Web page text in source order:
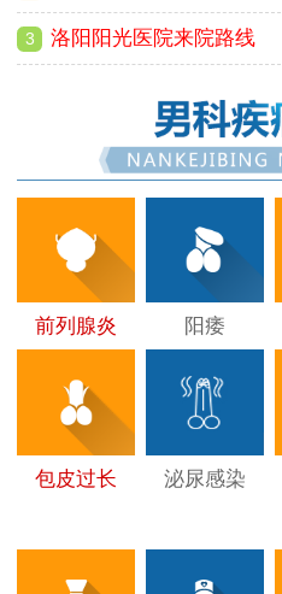
3 洛阳阳光医院来院路线
前列腺炎 阳痿
包皮过长 泌尿感染